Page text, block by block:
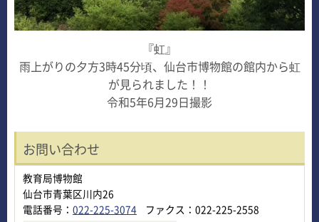
『虹』
雨上がりの夕方3時45分頃、仙台市博物館の館内から虹
が見られました！！
令和5年6月29日撮影
お問い合わせ
教育局博物館
仙台市青葉区川内26
電話番号： 022-225-3074 ファクス：022-225-2558